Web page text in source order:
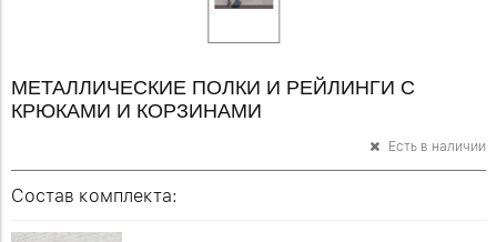
МЕТАЛЛИЧЕСКИЕ ПОЛКИ И РЕЙЛИНГИ С
КРЮКАМИ И КОРЗИНАМИ
Есть в наличии
Состав комплекта: